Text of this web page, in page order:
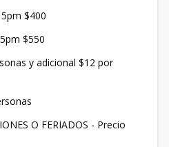
$400
$550
y adicional $12 por
O FERIADOS - Precio